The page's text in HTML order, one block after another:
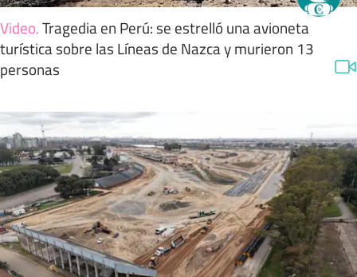
Video.Tragedia en Perú: se estrelló una avioneta
turística sobre las Líneas de Nazca y murieron 13
personas